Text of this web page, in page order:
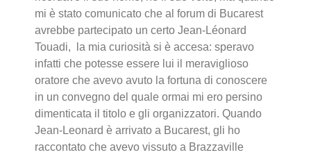
mi è stato comunicato che al forum di Bucarest
avrebbe partecipato un certo Jean-Léonard
Touadi, la mia curiosità si è accesa: speravo
infatti che potesse essere lui il meraviglioso
oratore che avevo avuto la fortuna di conoscere
in un convegno del quale ormai mi ero persino
dimenticata il titolo e gli organizzatori. Quando
Jean-Leonard è arrivato a Bucarest, gli ho
raccontato che avevo vissuto a Brazzaville